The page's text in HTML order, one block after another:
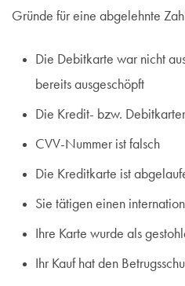
Gründe für eine abgelehnte
Die Debitkarte war nicht
bereits ausgeschöpft
Die Kredit- bzw.
CVV-Nummer ist falsch
Die Kreditkarte ist
Sie tätigen einen
Ihre Karte wurde als
Ihr Kauf hat den